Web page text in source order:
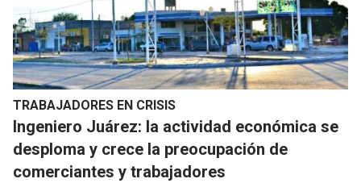
TRABAJADORES EN CRISIS
Ingeniero Juárez: la actividad económica se
desploma y crece la preocupación de
comerciantes y trabajadores